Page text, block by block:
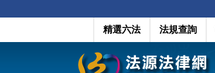
精選六法 法規查詢